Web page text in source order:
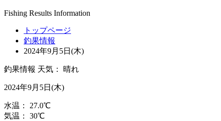
Fishing Results Information
トップページ
釣果情報
2024年9月5日(木)
釣果情報 天気： 晴れ
2024年9月5日(木)
水温： 27.0℃
気温： 30℃